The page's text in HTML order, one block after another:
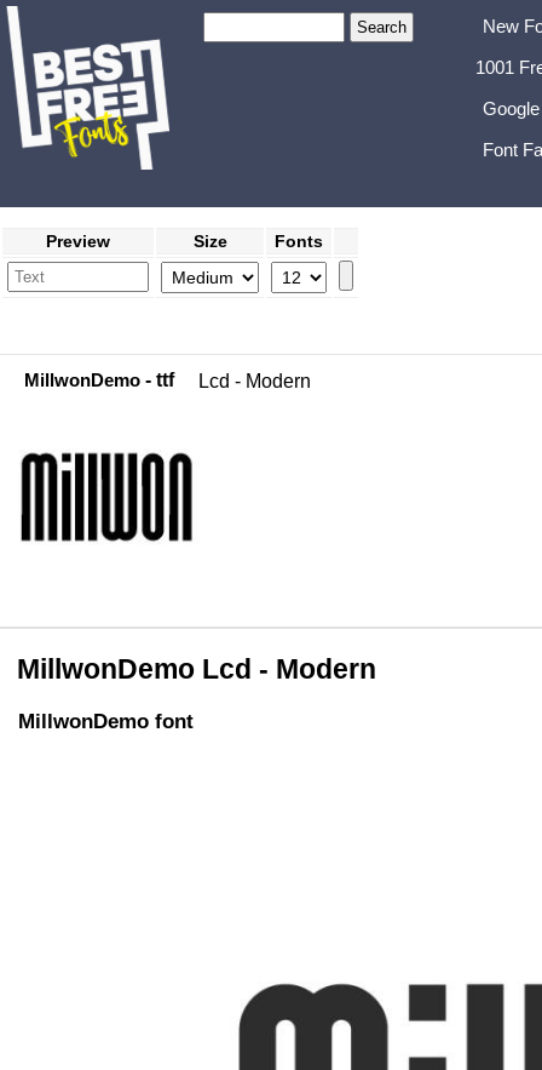
New
1001
Font
Preview Size Fonts
MillwonDemo - ttf Lcd - Modern
MillwonDemo Lcd - Modern
MillwonDemo font